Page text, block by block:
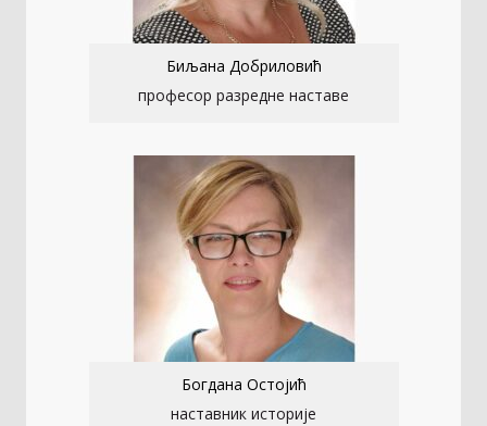
Биљана Добриловић
професор разредне наставе
Богдана Остојић
наставник историје